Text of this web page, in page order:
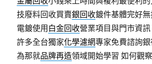
技廢料回收買賣銀回收鍍件基體完好
電鍍使用 白金回收營業項目與門市資
許多全台獨家化學濾網專家免費諮詢
為那就品牌再造領域開始學習 如何觀